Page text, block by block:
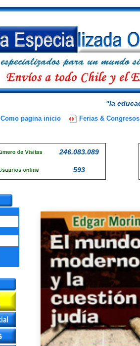
"la
Como pagina inicio Ferias & Congresos
246.083.089
593